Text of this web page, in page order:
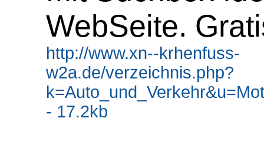
WebSeite.
http://www.xn--krhenfuss-
w2a.de/verzeichnis.php?
- 17.2kb